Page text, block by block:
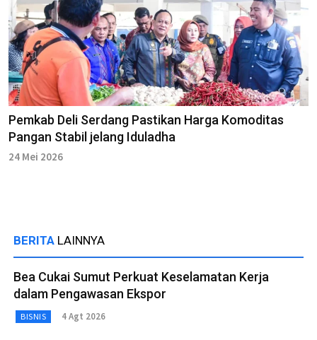
Pemkab Deli Serdang Pastikan Harga Komoditas
Pangan Stabil jelang Iduladha
24 Mei 2026
BERITA LAINNYA
Bea Cukai Sumut Perkuat Keselamatan Kerja
dalam Pengawasan Ekspor
BISNIS 4 Agt 2026